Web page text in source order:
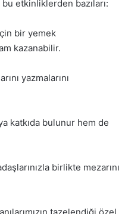
etkinliklerden bazıları:
bir yemek
kazanabilir.
yazmalarını
katkıda bulunur hem de
birlikte mezarını